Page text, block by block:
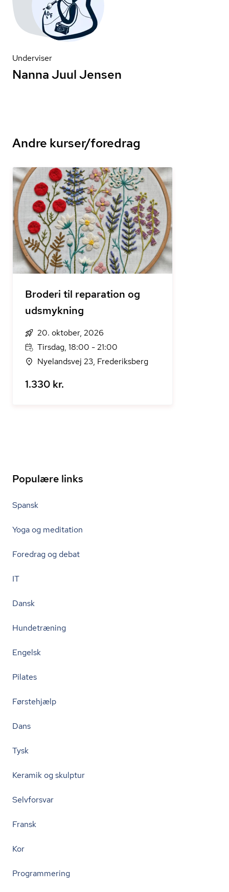
Underviser
Nanna Juul Jensen
Andre kurser/foredrag
Broderi til reparation og
udsmykning
20. oktober, 2026
Tirsdag, 18:00 - 21:00
Nyelandsvej 23, Frederiksberg
1.330 kr.
Populære links
Spansk
Yoga og meditation
Foredrag og debat
IT
Dansk
Hundetræning
Engelsk
Pilates
Førstehjælp
Dans
Tysk
Keramik og skulptur
Selvforsvar
Fransk
Kor
Programmering